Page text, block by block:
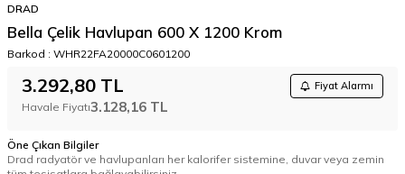
DRAD
Bella Çelik Havlupan 600 X 1200 Krom
Barkod : WHR22FA20000C0601200
3.292,80 TL Fiyat Alarmı
Havale Fiyatı3.128,16 TL
Öne Çıkan Bilgiler
Drad radyatör ve havlupanları her kalorifer sistemine, duvar veya zemin